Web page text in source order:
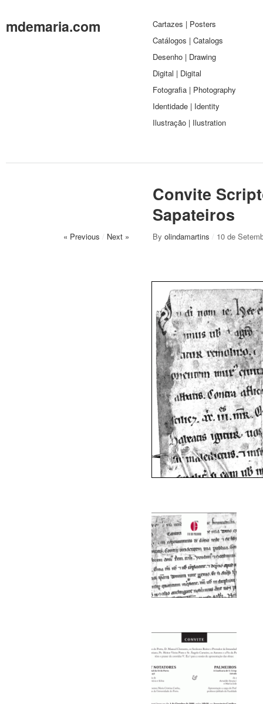
mdemaria.com
Cartazes | Posters
Catálogos | Catalogs
Desenho | Drawing
Digital | Digital
Fotografia | Photography
Identidade | Identity
Ilustração | Ilustration
Convite
Sapateiros
« Previous / Next » By olindamartins / 10 de